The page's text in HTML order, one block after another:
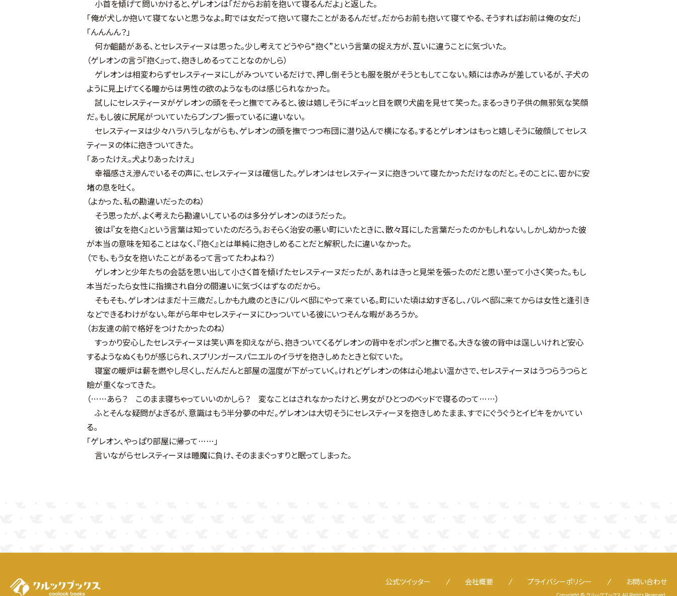
小首を傾げて問いかけると、ゲレオンは「だからお前を抱いて寝るんだよ」と返した。
「俺が犬しか抱いて寝てないと思うなよ。町では女だって抱いて寝たことがあるんだぜ。だからお前も抱いて寝てやる、そうすればお前は俺の女だ」
「んんんん？」
何か齟齬がある、とセレスティーヌは思った。少し考えてどうやら“抱く”という言葉の捉え方が、互いに違うことに気づいた。
（ゲレオンの言う『抱く』って、抱きしめるってことなのかしら）
ゲレオンは相変わらずセレスティーヌにしがみついているだけで、押し倒そうとも服を脱がそうともしてこない。頬には赤みが差しているが、子犬の
ように見上げてくる瞳からは男性の欲のようなものは感じられなかった。
試しにセレスティーヌがゲレオンの頭をそっと撫でてみると、彼は嬉しそうにギュッと目を瞑り犬歯を見せて笑った。まるっきり子供の無邪気な笑顔
だ。もし彼に尻尾がついていたらブンブン振っているに違いない。
セレスティーヌは少々ハラハラしながらも、ゲレオンの頭を撫でつつ布団に潜り込んで横になる。するとゲレオンはもっと嬉しそうに破顔してセレス
ティーヌの体に抱きついてきた。
「あったけえ。犬よりあったけえ」
幸福感さえ滲んでいるその声に、セレスティーヌは確信した。ゲレオンはセレスティーヌに抱きついて寝たかっただけなのだと。そのことに、密かに安
堵の息を吐く。
（よかった、私の勘違いだったのね）
そう思ったが、よく考えたら勘違いしているのは多分ゲレオンのほうだった。
彼は『女を抱く』という言葉は知っていたのだろう。おそらく治安の悪い町にいたときに、散々耳にした言葉だったのかもしれない。しかし幼かった彼
が本当の意味を知ることはなく、『抱く』とは単純に抱きしめることだと解釈したに違いなかった。
（でも、もう女を抱いたことがあるって言ってたわよね？）
ゲレオンと少年たちの会話を思い出して小さく首を傾げたセレスティーヌだったが、あれはきっと見栄を張ったのだと思い至って小さく笑った。もし
本当だったら女性に指摘され自分の間違いに気づくはずなのだから。
そもそも、ゲレオンはまだ十三歳だ。しかも九歳のときにバルベ邸にやって来ている。町にいた頃は幼すぎるし、バルベ邸に来てからは女性と逢引き
などできるわけがない。年がら年中セレスティーヌにひっついている彼にいつそんな暇があろうか。
（お友達の前で格好をつけたかったのね）
すっかり安心したセレスティーヌは笑い声を抑えながら、抱きついてくるゲレオンの背中をポンポンと撫でる。大きな彼の背中は逞しいけれど安心
するようなぬくもりが感じられ、スプリンガースパニエルのイラザを抱きしめたときと似ていた。
寝室の暖炉は薪を燃やし尽くし、だんだんと部屋の温度が下がっていく。けれどゲレオンの体は心地よい温かさで、セレスティーヌはうつらうつらと
瞼が重くなってきた。
（……あら？ このまま寝ちゃっていいのかしら？ 変なことはされなかったけど、男女がひとつのベッドで寝るのって……）
ふとそんな疑問がよぎるが、意識はもう半分夢の中だ。ゲレオンは大切そうにセレスティーヌを抱きしめたまま、すでにぐうぐうとイビキをかいてい
る。
「ゲレオン、やっぱり部屋に帰って……」
言いながらセレスティーヌは睡魔に負け、そのままぐっすりと眠ってしまった。
公式ツイッター 会社概要 プライバシーポリシー お問い合わせ